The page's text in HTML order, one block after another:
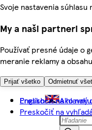
Svoje nastavenia
My a naši partneri
Používať presné údaje o
meranie reklamy a
Prijať všetko Odmietnuť
Preskočiť na hlavný
Preskočiť na
English Ako